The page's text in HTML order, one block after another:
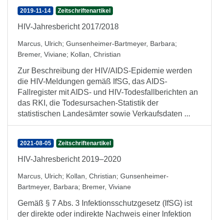
2019-11-14 Zeitschriftenartikel
HIV-Jahresbericht 2017/2018
Marcus, Ulrich; Gunsenheimer-Bartmeyer, Barbara;
Bremer, Viviane; Kollan, Christian
Zur Beschreibung der HIV/AIDS-Epidemie werden
die HIV-Meldungen gemäß IfSG, das AIDS-
Fallregister mit AIDS- und HIV-Todesfallberichten an
das RKI, die Todesursachen-Statistik der
statistischen Landesämter sowie Verkaufsdaten ...
2021-08-05 Zeitschriftenartikel
HIV-Jahresbericht 2019–2020
Marcus, Ulrich; Kollan, Christian; Gunsenheimer-
Bartmeyer, Barbara; Bremer, Viviane
Gemäß § 7 Abs. 3 Infektionsschutzgesetz (IfSG) ist
der direkte oder indirekte Nachweis einer Infektion